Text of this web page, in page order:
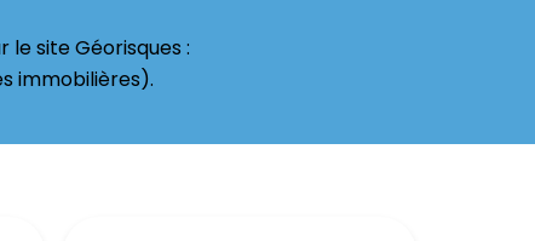
le site Géorisques :
immobilières).